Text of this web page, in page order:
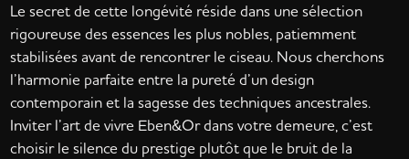
Le secret de cette longévité réside dans une sélection
rigoureuse des essences les plus nobles, patiemment
stabilisées avant de rencontrer le ciseau. Nous cherchons
l’harmonie parfaite entre la pureté d’un design
contemporain et la sagesse des techniques ancestrales.
Inviter l’art de vivre Eben&Or dans votre demeure, c’est
choisir le silence du prestige plutôt que le bruit de la